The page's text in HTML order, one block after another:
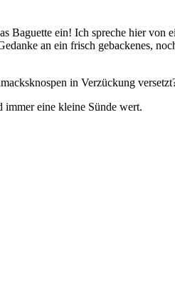
Baguette ein! Ich spreche hier
an ein frisch gebackenes,
in Verzückung
immer eine kleine Sünde wert.